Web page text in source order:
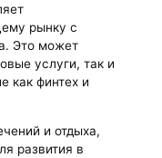
рынку с
Это может
услуги, так и
как финтех и
и отдыха,
развития в